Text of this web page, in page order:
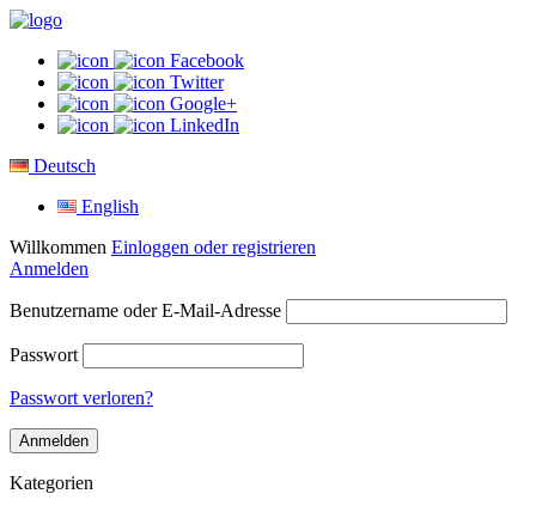
Facebook
Twitter
Google+
LinkedIn
Deutsch
English
Willkommen Einloggen oder registrieren
Anmelden
Benutzername oder E-Mail-Adresse
Passwort
Passwort verloren?
Kategorien